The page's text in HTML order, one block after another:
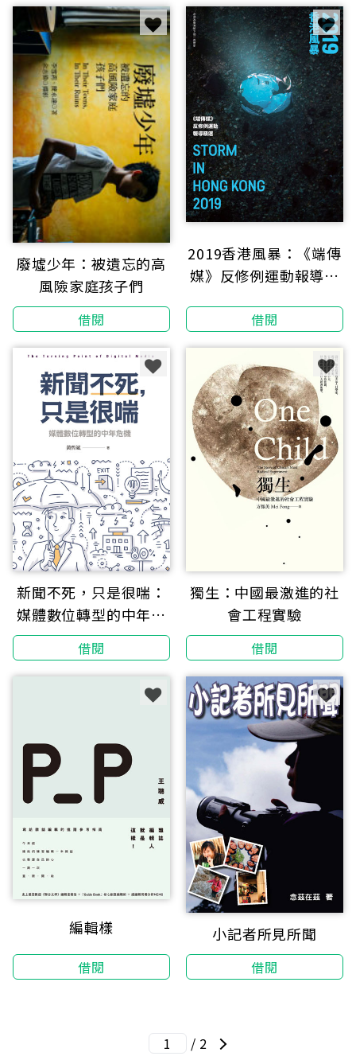
廢墟少年：被遺忘的高
風險家庭孩子們
借閱
2019香港風暴：《端傳
媒》反修例運動報導精
借閱
新聞不死，只是很喘：
媒體數位轉型的中年危
機
借閱
獨生：中國最激進的社
會工程實驗
借閱
編輯樣
借閱
小記者所見所聞
借閱
/ 2